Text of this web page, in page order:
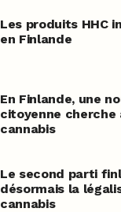
Les produits HHC
en Finlande
En Finlande, une
citoyenne cherche
cannabis
Le second parti
désormais la
cannabis